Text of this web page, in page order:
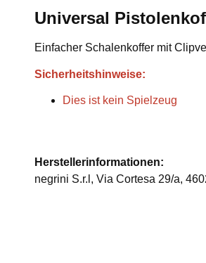
Universal
Einfacher Schalenkoffer mit
Sicherheitshinweise:
Dies ist kein Spielzeug
Herstellerinformationen:
negrini S.r.l, Via Cortesa 29/a,